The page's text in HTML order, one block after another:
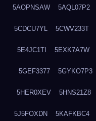
5AOPNSAW 5AQL07P2
5CDCU7YL 5CWV233T
5E4JC1TI 5EXK7A7W
5GEF3377 5GYKO7P3
5HER0XEV 5HNS21Z8
5J5FOXDN 5KAFKBC4